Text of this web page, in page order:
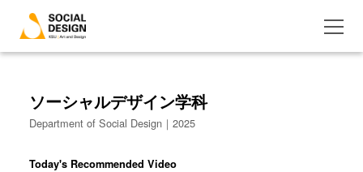
ソーシャルデザイン学科
Department of Social Design｜2025
Today's Recommended Video